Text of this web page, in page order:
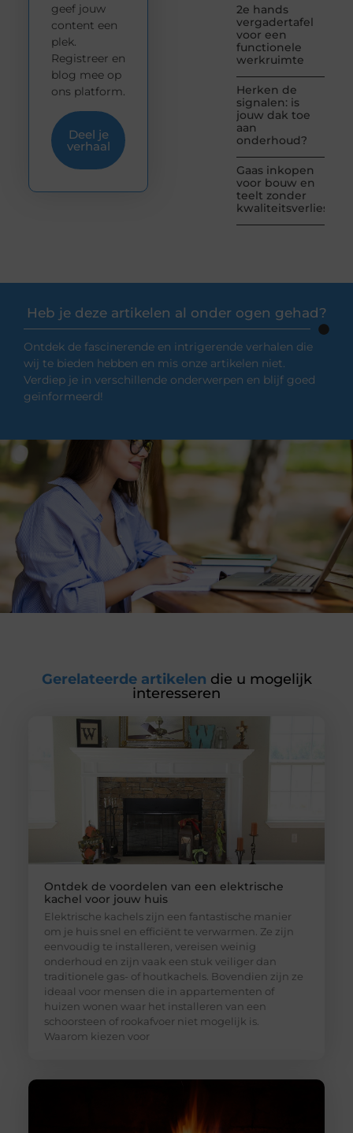
2e hands
vergadertafel
voor een
functionele
werkruimte
Herken de
signalen: is
jouw dak toe
aan
onderhoud?
Gaas inkopen
voor bouw en
teelt zonder
kwaliteitsverlies
geef jouw
content een
plek.
Registreer en
blog mee op
ons platform.
Deel je
verhaal
Heb je deze artikelen al onder ogen gehad?
Ontdek de fascinerende en intrigerende verhalen die
wij te bieden hebben en mis onze artikelen niet.
Verdiep je in verschillende onderwerpen en blijf goed
geïnformeerd!
Gerelateerde artikelen die u mogelijk
interesseren
Ontdek de voordelen van een elektrische
kachel voor jouw huis
Elektrische kachels zijn een fantastische manier
om je huis snel en efficiënt te verwarmen. Ze zijn
eenvoudig te installeren, vereisen weinig
onderhoud en zijn vaak een stuk veiliger dan
traditionele gas- of houtkachels. Bovendien zijn ze
ideaal voor mensen die in appartementen of
huizen wonen waar het installeren van een
schoorsteen of rookafvoer niet mogelijk is.
Waarom kiezen voor